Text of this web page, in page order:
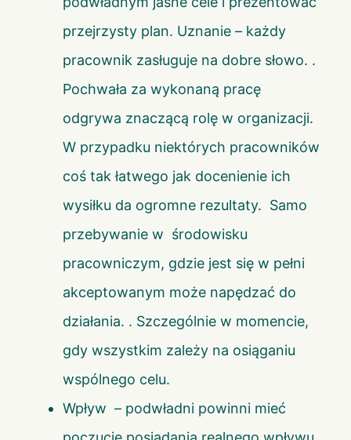
przejrzysty plan. Uznanie – każdy
pracownik zasługuje na dobre słowo. .
Pochwała za wykonaną pracę
odgrywa znaczącą rolę w organizacji.
W przypadku niektórych pracowników
coś tak łatwego jak docenienie ich
wysiłku da ogromne rezultaty. Samo
przebywanie w środowisku
pracowniczym, gdzie jest się w pełni
akceptowanym może napędzać do
działania. . Szczególnie w momencie,
gdy wszystkim zależy na osiąganiu
wspólnego celu.
Wpływ – podwładni powinni mieć